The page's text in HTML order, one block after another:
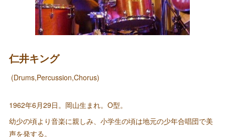
仁井キング
(Drums,Percussion,Chorus)
1962年6月29日。岡山生まれ。O型。
幼少の頃より音楽に親しみ、小学生の頃は地元の少年合唱団で美
声を発する。